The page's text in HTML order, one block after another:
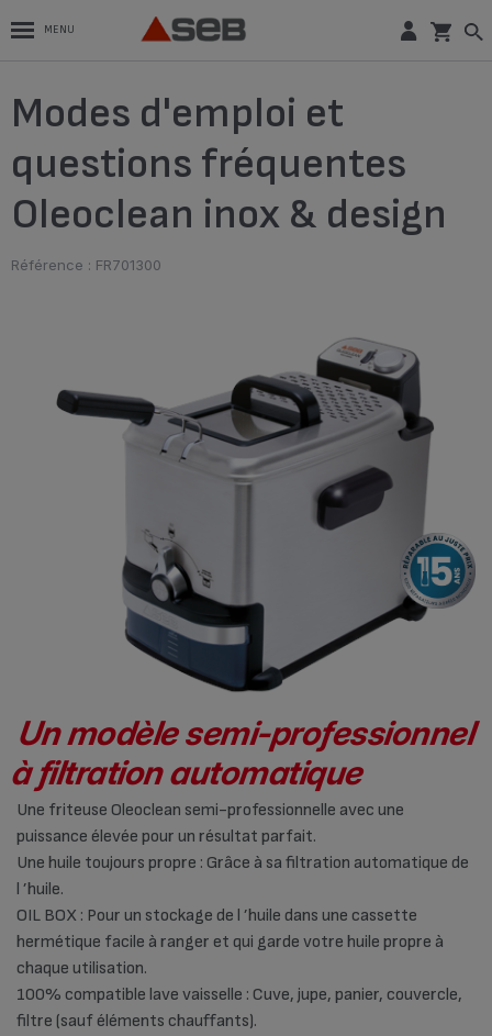
MENU
Modes d'emploi et
questions fréquentes
Oleoclean inox & design
Référence : FR701300
Un modèle semi-professionnel
à filtration automatique
Une friteuse Oleoclean semi-professionnelle avec une
puissance élevée pour un résultat parfait.
Une huile toujours propre : Grâce à sa filtration automatique de
l ’huile.
OIL BOX : Pour un stockage de l ’huile dans une cassette
hermétique facile à ranger et qui garde votre huile propre à
chaque utilisation.
100% compatible lave vaisselle : Cuve, jupe, panier, couvercle,
filtre (sauf éléments chauffants).